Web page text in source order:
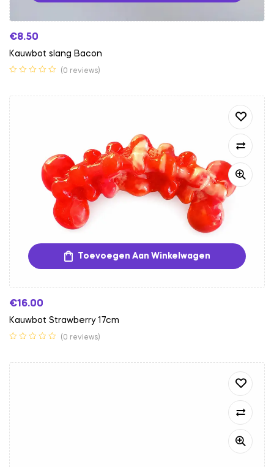
€8.50
Kauwbot slang Bacon
(0 reviews)
Toevoegen Aan Winkelwagen
€16.00
Kauwbot Strawberry 17cm
(0 reviews)